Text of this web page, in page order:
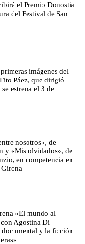
el Premio Donostia
del Festival de San
imágenes del
Páez, que dirigió
estrena el 3 de
nosotros», de
y «Mis olvidados», de
en competencia en
Girona
«El mundo al
Agostina Di
y la ficción